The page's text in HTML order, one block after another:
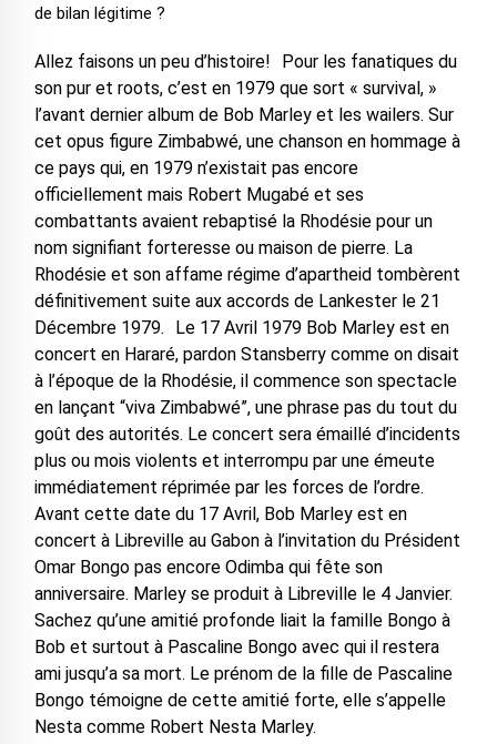
de bilan légitime ?
Allez faisons un peu d’histoire! Pour les fanatiques du
son pur et roots, c’est en 1979 que sort « survival, »
l’avant dernier album de Bob Marley et les wailers. Sur
cet opus figure Zimbabwé, une chanson en hommage à
ce pays qui, en 1979 n’existait pas encore
officiellement mais Robert Mugabé et ses
combattants avaient rebaptisé la Rhodésie pour un
nom signifiant forteresse ou maison de pierre. La
Rhodésie et son affame régime d’apartheid tombèrent
définitivement suite aux accords de Lankester le 21
Décembre 1979. Le 17 Avril 1979 Bob Marley est en
concert en Hararé, pardon Stansberry comme on disait
à l’époque de la Rhodésie, il commence son spectacle
en lançant “viva Zimbabwé”, une phrase pas du tout du
goût des autorités. Le concert sera émaillé d’incidents
plus ou mois violents et interrompu par une émeute
immédiatement réprimée par les forces de l’ordre.
Avant cette date du 17 Avril, Bob Marley est en
concert à Libreville au Gabon à l’invitation du Président
Omar Bongo pas encore Odimba qui fête son
anniversaire. Marley se produit à Libreville le 4 Janvier.
Sachez qu’une amitié profonde liait la famille Bongo à
Bob et surtout à Pascaline Bongo avec qui il restera
ami jusqu’a sa mort. Le prénom de la fille de Pascaline
Bongo témoigne de cette amitié forte, elle s’appelle
Nesta comme Robert Nesta Marley.